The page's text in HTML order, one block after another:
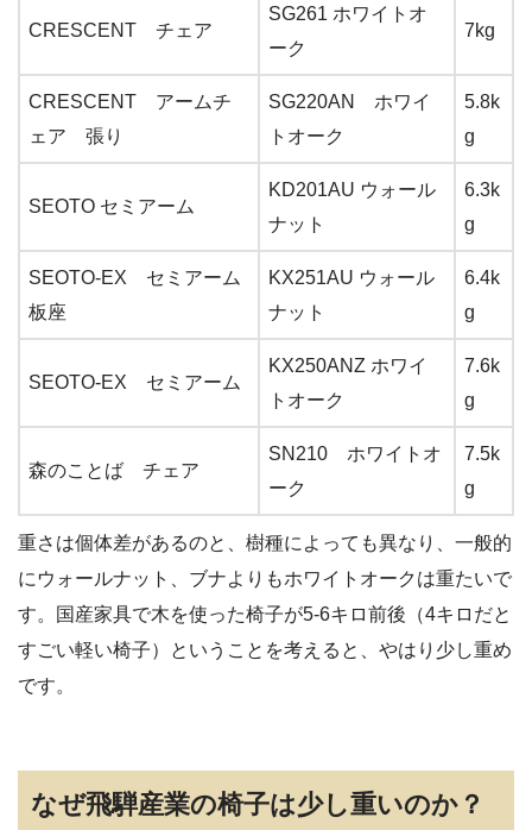
CRESCENT チェア
SG261 ホワイトオ
ーク
7kg
CRESCENT アームチ
ェア 張り
SG220AN ホワイ
トオーク
5.8k
g
SEOTO セミアーム
KD201AU ウォール
ナット
6.3k
g
SEOTO-EX セミアーム
板座
KX251AU ウォール
ナット
6.4k
g
SEOTO-EX セミアーム
KX250ANZ ホワイ
トオーク
7.6k
g
森のことば チェア
SN210 ホワイトオ
ーク
7.5k
g
重さは個体差があるのと、樹種によっても異なり、一般的
にウォールナット、ブナよりもホワイトオークは重たいで
す。国産家具で木を使った椅子が5-6キロ前後（4キロだと
すごい軽い椅子）ということを考えると、やはり少し重め
です。
なぜ飛騨産業の椅子は少し重いのか？